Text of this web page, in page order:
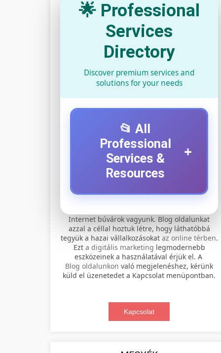
🌟 Professional
Services
Directory
Discover premium services and
solutions for your needs
📂 All
Professional
Services &
Resources
+
roller szervíz
+
Professional electric scooter repair and
maintenance services. Expert
technicians provide quality service for
all major brands and models.
scooter repair shop
📊 2. online marketing
ügynökség
+
services including SEO, social media
management, and digital advertising.
🛴 3. legjobb elektromos
Internet búvárok vagyunk. Blog oldalunkat
azzal a céllal hoztuk létre, hogy láthatóbbá
tegyük a hazai vállalkozásokat az online térben.
Ezt a digitális marketing legmodernebb
eszközeinek a használatával érjük el. A
Blog oldalunkon való megjelenéshez, kérünk
küld el üzenetedet a Kapcsolat menüpontban.
Kapcsolat